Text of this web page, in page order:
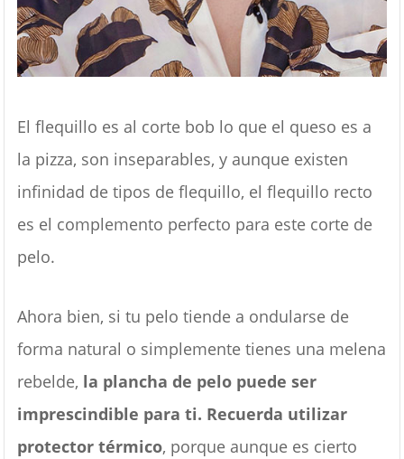
El flequillo es al corte bob lo que el queso es a
la pizza, son inseparables, y aunque existen
infinidad de tipos de flequillo, el flequillo recto
es el complemento perfecto para este corte de
pelo.
Ahora bien, si tu pelo tiende a ondularse de
forma natural o simplemente tienes una melena
rebelde, la plancha de pelo puede ser
imprescindible para ti. Recuerda utilizar
protector térmico, porque aunque es cierto